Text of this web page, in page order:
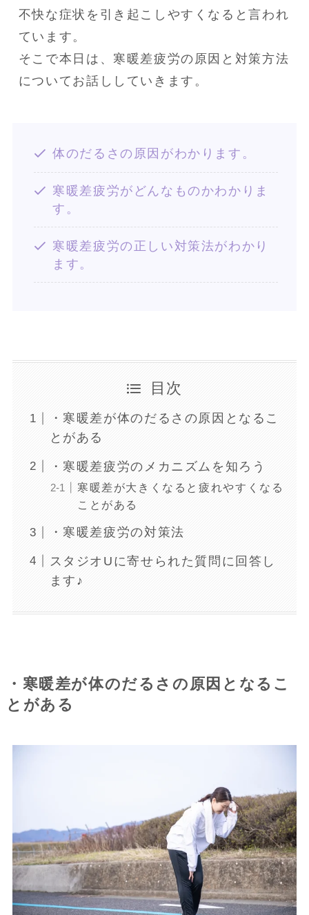
不快な症状を引き起こしやすくなると言われ
ています。
そこで本日は、寒暖差疲労の原因と対策方法
についてお話ししていきます。
体のだるさの原因がわかります。
寒暖差疲労がどんなものかわかりま
す。
寒暖差疲労の正しい対策法がわかり
ます。
目次
・寒暖差が体のだるさの原因となるこ
とがある
・寒暖差疲労のメカニズムを知ろう
寒暖差が大きくなると疲れやすくなる
ことがある
・寒暖差疲労の対策法
スタジオUに寄せられた質問に回答し
ます♪
・寒暖差が体のだるさの原因となるこ
とがある